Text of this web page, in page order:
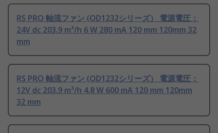
RS PRO 軸流ファン (OD1232シリーズ） 電源電圧：
24V dc 203.9 m³/h 6 W 280 mA 120 mm 120mm 32
mm
RS PRO 軸流ファン (OD1232シリーズ） 電源電圧：
12V dc 203.9 m³/h 4.8 W 600 mA 120 mm 120mm
32 mm